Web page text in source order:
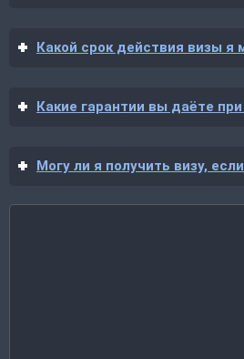
Какой срок действия визы я
Какие гарантии вы даёте
Могу ли я получить визу,